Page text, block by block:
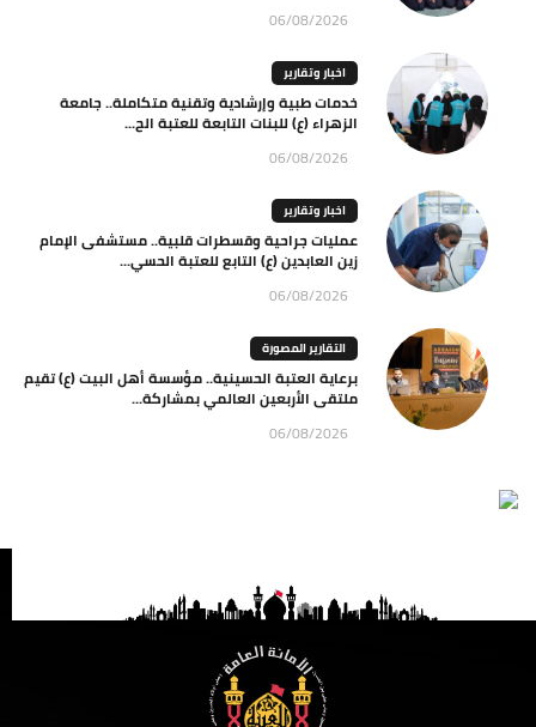
06/08/2026
اخبار وتقارير
خدمات طبية وإرشادية وتقنية متكاملة.. جامعة
الزهراء (ع) للبنات التابعة للعتبة الح...
06/08/2026
اخبار وتقارير
عمليات جراحية وقسطرات قلبية.. مستشفى الإمام
زين العابدين (ع) التابع للعتبة الحسي...
06/08/2026
التقارير المصورة
برعاية العتبة الحسينية.. مؤسسة أهل البيت (ع) تقيم
ملتقى الأربعين العالمي بمشاركة...
06/08/2026